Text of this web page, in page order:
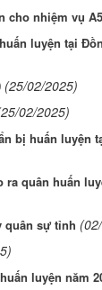
cho nhiệm vụ
luyện tại
(25/02/2025)
02/2025)
bị huấn luyện
quân huấn
quân sự tỉnh
luyện năm